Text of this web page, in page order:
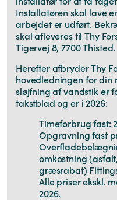
Installatøren skal lave
arbejdet er udført.
skal afleveres til Thy
Tigervej 8, 7700 Thisted.
Herefter afbryder Thy
hovedledningen for din
sløjfning af vandstik er
takstblad og er i 2026:
Timeforbrug fast:
Opgravning fast
omkostning
græsrabat)
Alle priser ekskl.
2026.